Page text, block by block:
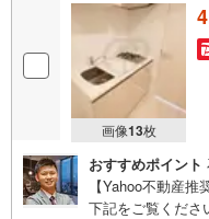
画像13枚
おすすめポイント
【Yahoo不動産
下記をご覧くださ